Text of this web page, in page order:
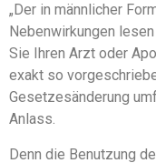
„Der in männlicher
Nebenwirkungen
Sie Ihren Arzt oder
exakt so
Gesetzesänderung
Anlass.
Denn die Benutzung